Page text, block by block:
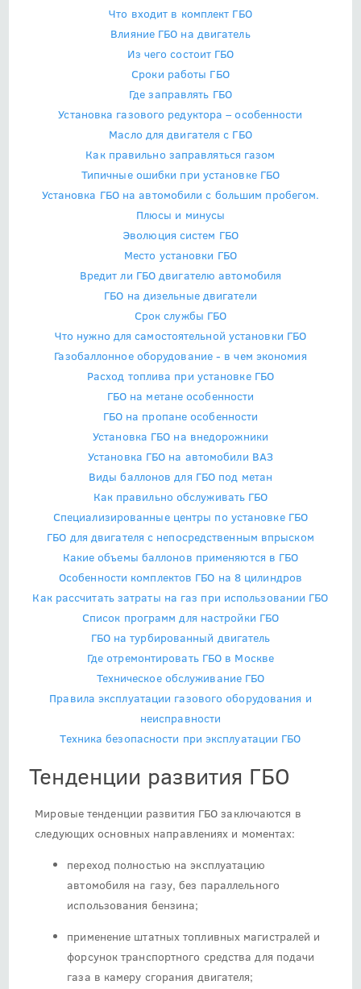
Что входит в комплект ГБО
Влияние ГБО на двигатель
Из чего состоит ГБО
Сроки работы ГБО
Где заправлять ГБО
Установка газового редуктора – особенности
Масло для двигателя с ГБО
Как правильно заправляться газом
Типичные ошибки при установке ГБО
Установка ГБО на автомобили с большим пробегом.
Плюсы и минусы
Эволюция систем ГБО
Место установки ГБО
Вредит ли ГБО двигателю автомобиля
ГБО на дизельные двигатели
Срок службы ГБО
Что нужно для самостоятельной установки ГБО
Газобаллонное оборудование - в чем экономия
Расход топлива при установке ГБО
ГБО на метане особенности
ГБО на пропане особенности
Установка ГБО на внедорожники
Установка ГБО на автомобили ВАЗ
Виды баллонов для ГБО под метан
Как правильно обслуживать ГБО
Специализированные центры по установке ГБО
ГБО для двигателя с непосредственным впрыском
Какие объемы баллонов применяются в ГБО
Особенности комплектов ГБО на 8 цилиндров
Как рассчитать затраты на газ при использовании ГБО
Список программ для настройки ГБО
ГБО на турбированный двигатель
Где отремонтировать ГБО в Москве
Техническое обслуживание ГБО
Правила эксплуатации газового оборудования и
неисправности
Техника безопасности при эксплуатации ГБО
Тенденции развития ГБО
Мировые тенденции развития ГБО заключаются в
следующих основных направлениях и моментах:
переход полностью на эксплуатацию
автомобиля на газу, без параллельного
использования бензина;
применение штатных топливных магистралей и
форсунок транспортного средства для подачи
газа в камеру сгорания двигателя;